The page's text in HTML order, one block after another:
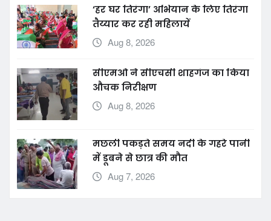
‘हर घर तिरंगा’ अभियान के लिए तिरंगा
तैय्यार कर रही महिलायें
सीएमओ ने सीएचसी शाहगंज का किया
औचक निरीक्षण
मछली पकड़ते समय नदी के गहरे पानी
में डूबने से छात्र की मौत